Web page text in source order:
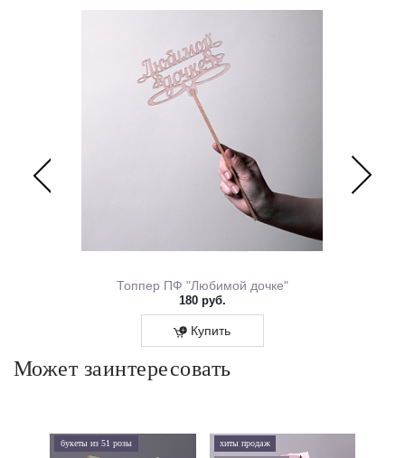
Топпер ПФ "Любимой дочке"
180 руб.
Купить
Может заинтересовать
букеты из 51 розы хиты продаж